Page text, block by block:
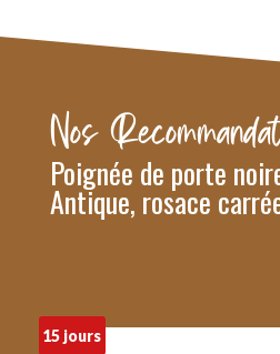
Nos
Poignée de porte
Antique, rosace
15 jours